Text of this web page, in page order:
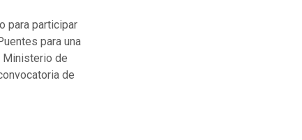
para participar
para una
Ministerio de
de